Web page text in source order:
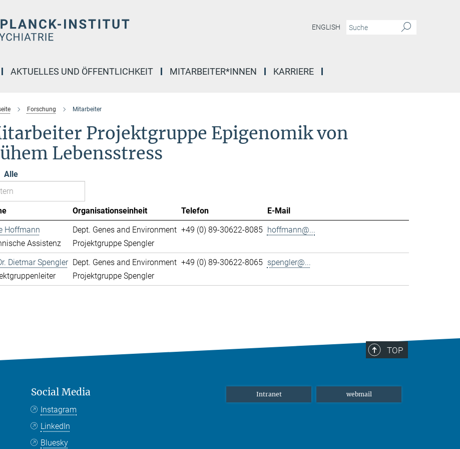
ENGLISH
AKTUELLES UND ÖFFENTLICHKEIT MITARBEITER*INNEN
KARRIERE
Forschung Mitarbeiter
Projektgruppe Epigenomik von
Lebensstress
Alle
Organisationseinheit Telefon
E-Mail
Hoffmann
Assistenz
Dept. Genes and Environment
Projektgruppe Spengler
+49 (0) 89-30622-8085 hoffmann@...
Dietmar Spengler Dept. Genes and Environment
Projektgruppe Spengler
+49 (0) 89-30622-8065 spengler@...
TOP
Social Media
Instagram
LinkedIn
Bluesky
Intranet webmail